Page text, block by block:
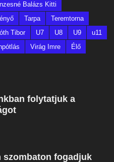
Balázs Kitti
Tarpa
Teremtorna
Tibor U7 U8 U9
u11
Virág Imre
Élő
folytatjuk a
szombaton fogadjuk